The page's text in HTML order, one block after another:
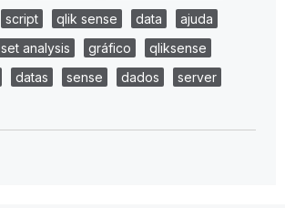
script qlik sense data
ajuda
set analysis gráfico
qliksense
datas sense dados
server